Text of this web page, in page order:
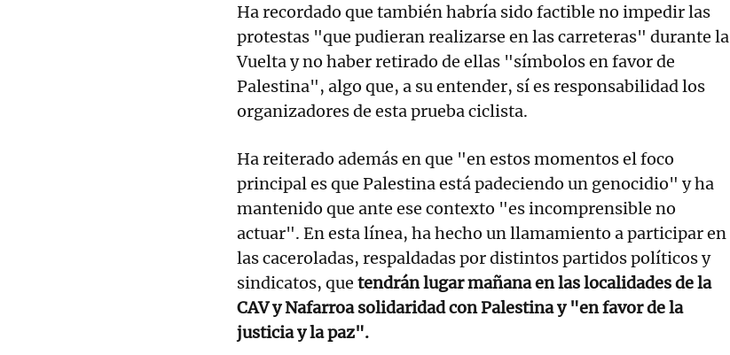
Ha recordado que también habría sido factible no impedir las
protestas "que pudieran realizarse en las carreteras" durante la
Vuelta y no haber retirado de ellas "símbolos en favor de
Palestina", algo que, a su entender, sí es responsabilidad los
organizadores de esta prueba ciclista.
Ha reiterado además en que "en estos momentos el foco
principal es que Palestina está padeciendo un genocidio" y ha
mantenido que ante ese contexto "es incomprensible no
actuar". En esta línea, ha hecho un llamamiento a participar en
las caceroladas, respaldadas por distintos partidos políticos y
sindicatos, que tendrán lugar mañana en las localidades de la
CAV y Nafarroa solidaridad con Palestina y "en favor de la
justicia y la paz".